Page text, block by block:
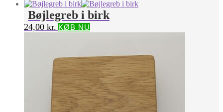
Bøjlegreb i birk
24,00 kr. KØB NU